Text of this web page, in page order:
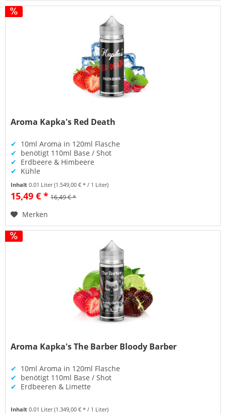
Aroma Kapka's Red Death
✔ 10ml Aroma in 120ml Flasche
✔ benötigt 110ml Base / Shot
✔ Erdbeere & Himbeere
✔ Kühle
Inhalt0.01 Liter(1.549,00 € * / 1 Liter)
15,49 € * 16,49 € *
Merken
Aroma Kapka's The Barber Bloody Barber
✔ 10ml Aroma in 120ml Flasche
✔ benötigt 110ml Base / Shot
✔ Erdbeeren & Limette
Inhalt0.01 Liter(1.349,00 € * / 1 Liter)